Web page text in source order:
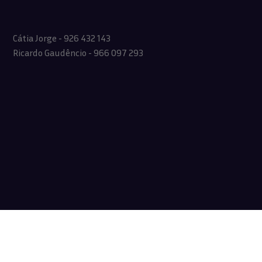
Cátia Jorge - 926 432 143
Ricardo Gaudêncio - 966 097 293